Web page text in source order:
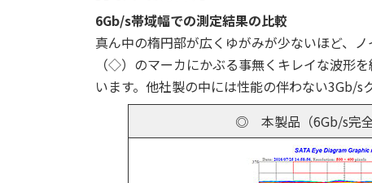
6Gb/s帯域幅での測定結果の比較
真ん中の楕円部が広くゆがみが少ないほど、
（◇）のマーカにかぶる事無くキレイな波形
います。他社製の中には性能の伴わない3Gb/s
◎ 本製品（6Gb/s完